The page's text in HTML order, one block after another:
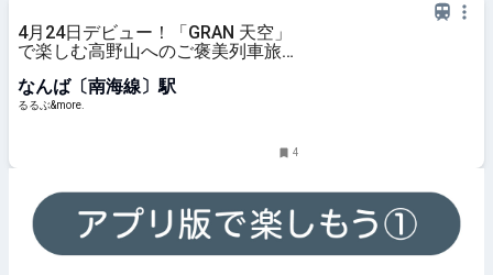
4月24日デビュー！「GRAN 天空」
で楽しむ高野山へのご褒美列車旅
なんば〔南海線〕駅
るるぶ&more.
4